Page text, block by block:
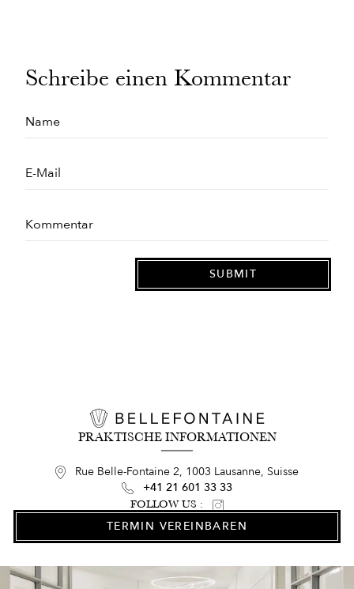
Schreibe einen Kommentar
PRAKTISCHE INFORMATIONEN
Rue Belle-Fontaine 2, 1003 Lausanne, Suisse
+41 21 601 33 33
FOLLOW US :
TERMIN VEREINBAREN